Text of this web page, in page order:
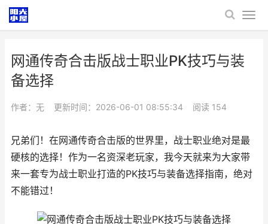
网通传奇合击版战士职业PK技巧与装
备选择
作者：无 更新时间：2026-06-01 08:55:34 阅读 154
兄弟们！在网通传奇合击版的世界里，战士职业绝对是最
硬核的选择！作为一名资深老玩家，我今天就来为大家带
来一套专为战士职业打造的PK技巧与装备选择指南，绝对
不能错过！